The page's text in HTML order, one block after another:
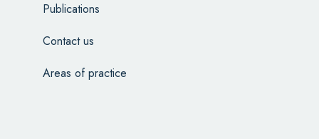
Publications
Contact us
Areas of practice